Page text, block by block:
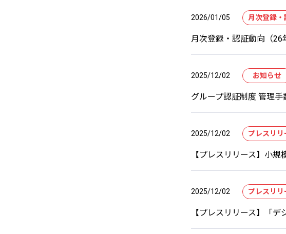
2026/01/05 月次登録・
月次登録・認証動向（26
2025/12/02 お知らせ
グループ認証制度 管理手
2025/12/02 プレスリリ
【プレスリリース】小
2025/12/02 プレスリリ
【プレスリリース】「